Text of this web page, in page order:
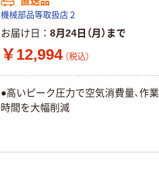
機械部品等取扱店２
お届け日 8月24日（月）まで
￥12,994 （税込）
●高いピーク圧力で空気消費量、作業
時間を大幅削減